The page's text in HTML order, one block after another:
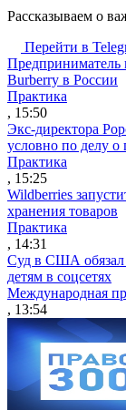
Рассказываем о
Перейти в
Предприниматель
Burberry в России
Практика
, 15:50
Экс-директора
условно по делу
Практика
, 15:25
Wildberries
хранения товаров
Практика
, 14:31
Суд в США обязал
детям в соцсетях
Международная
, 13:54